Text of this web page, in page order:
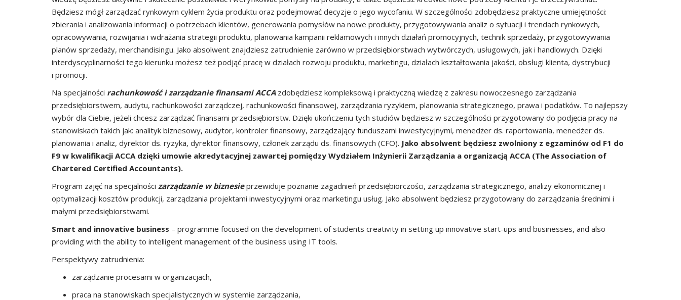
Będziesz mógł zarządzać rynkowym cyklem życia produktu oraz podejmować decyzje o jego wycofaniu. W szczególności zdobędziesz praktyczne umiejętności:
zbierania i analizowania informacji o potrzebach klientów, generowania pomysłów na nowe produkty, przygotowywania analiz o sytuacji i trendach rynkowych,
opracowywania, rozwijania i wdrażania strategii produktu, planowania kampanii reklamowych i innych działań promocyjnych, technik sprzedaży, przygotowywania
planów sprzedaży, merchandisingu. Jako absolwent znajdziesz zatrudnienie zarówno w przedsiębiorstwach wytwórczych, usługowych, jak i handlowych. Dzięki
interdyscyplinarności tego kierunku możesz też podjąć pracę w działach rozwoju produktu, marketingu, działach kształtowania jakości, obsługi klienta, dystrybucji
i promocji.
Na specjalności rachunkowość i zarządzanie finansami ACCAzdobędziesz kompleksową i praktyczną wiedzę z zakresu nowoczesnego zarządzania
przedsiębiorstwem, audytu, rachunkowości zarządczej, rachunkowości finansowej, zarządzania ryzykiem, planowania strategicznego, prawa i podatków. To najlepszy
wybór dla Ciebie, jeżeli chcesz zarządzać finansami przedsiębiorstw. Dzięki ukończeniu tych studiów będziesz w szczególności przygotowany do podjęcia pracy na
stanowiskach takich jak: analityk biznesowy, audytor, kontroler finansowy, zarządzający funduszami inwestycyjnymi, menedżer ds. raportowania, menedżer ds.
planowania i analiz, dyrektor ds. ryzyka, dyrektor finansowy, członek zarządu ds. finansowych (CFO). Jako absolwent będziesz zwolniony z egzaminów od F1 do
F9 w kwalifikacji ACCA dzięki umowie akredytacyjnej zawartej pomiędzy Wydziałem Inżynierii Zarządzania a organizacją ACCA (The Association of
Chartered Certified Accountants).
Program zajęć na specjalności zarządzanie w biznesieprzewiduje poznanie zagadnień przedsiębiorczości, zarządzania strategicznego, analizy ekonomicznej i
optymalizacji kosztów produkcji, zarządzania projektami inwestycyjnymi oraz marketingu usług. Jako absolwent będziesz przygotowany do zarządzania średnimi i
małymi przedsiębiorstwami.
Smart and innovative business – programme focused on the development of students creativity in setting up innovative start-ups and businesses, and also
providing with the ability to intelligent management of the business using IT tools.
Perspektywy zatrudnienia:
zarządzanie procesami w organizacjach,
praca na stanowiskach specjalistycznych w systemie zarządzania,